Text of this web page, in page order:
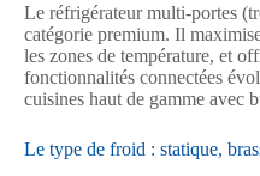
Le réfrigérateur multi-portes
catégorie premium. Il
les zones de température, et
fonctionnalités connectées
cuisines haut de gamme avec
Le type de froid : statique,